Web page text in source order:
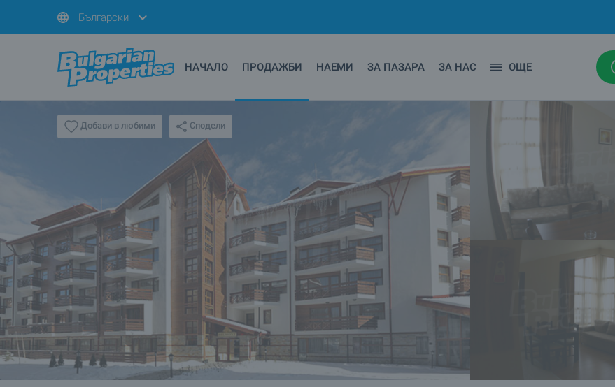
Български
НАЧАЛО ПРОДАЖБИ НАЕМИ ЗА ПАЗАРА ЗА НАС ОЩЕ
Добави в любими Сподели